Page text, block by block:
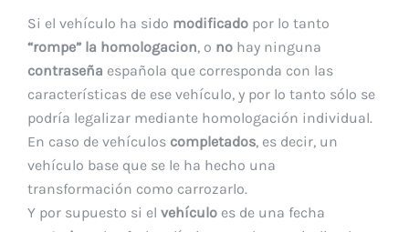
Si el vehículo ha sido modificado por lo tanto
“rompe” la homologacion, o no hay ninguna
contraseña española que corresponda con las
características de ese vehículo, y por lo tanto sólo se
podría legalizar mediante homologación individual.
En caso de vehículos completados, es decir, un
vehículo base que se le ha hecho una
transformación como carrozarlo.
Y por supuesto si el vehículo es de una fecha